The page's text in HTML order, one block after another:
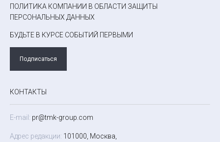
ПОЛИТИКА КОМПАНИИ В ОБЛАСТИ ЗАЩИТЫ
ПЕРСОНАЛЬНЫХ ДАННЫХ
БУДЬТЕ В КУРСЕ СОБЫТИЙ ПЕРВЫМИ
Подписаться
КОНТАКТЫ
E-mail: pr@tmk-group.com
Адрес редакции: 101000, Москва,